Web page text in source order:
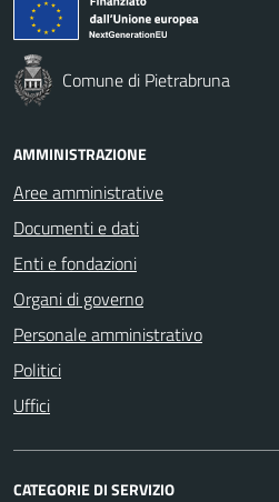
Comune di Pietrabruna
AMMINISTRAZIONE
Aree amministrative
Documenti e dati
Enti e fondazioni
Organi di governo
Personale amministrativo
Politici
Uffici
CATEGORIE DI SERVIZIO